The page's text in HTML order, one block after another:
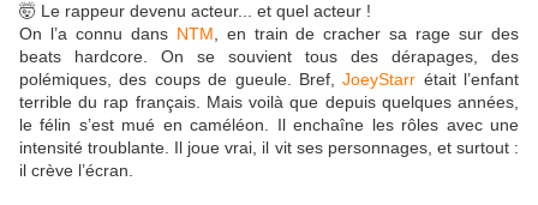
🤯 Le rappeur devenu acteur... et quel acteur !
On l’a connu dans NTM , en train de cracher sa rage sur des
beats hardcore. On se souvient tous des dérapages, des
polémiques, des coups de gueule. Bref,JoeyStarr était l’enfant
terrible du rap français. Mais voilà que depuis quelques années,
le félin s’est mué en caméléon. Il enchaîne les rôles avec une
intensité troublante. Il joue vrai, il vit ses personnages, et surtout :
il crève l’écran.